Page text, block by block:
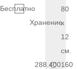
Бесплатно
Хранение
80
x
12
см.
288.400160